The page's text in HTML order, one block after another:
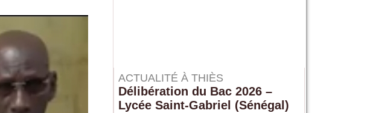
ACTUALITÉ À THIÈS
Délibération du Bac 2026 –
Lycée Saint-Gabriel (Sénégal)